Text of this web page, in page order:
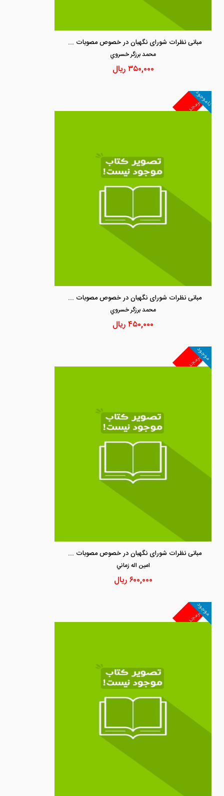
مبانی نظرات شورای نگهبان در خصوص مصوبات و استفساریه های سال1391 برگرفته از مشروح مذاکرات شورای نگهبان
محمد برزگر خسروي
۳۵۰,۰۰۰ریال
غیرمجد
ناموجود
مبانی نظرات شورای نگهبان در خصوص مصوبات و استفساریه های سال1392 برگرفته از مشروح مذاکرات شورای نگهبان
محمد برزگر خسروي
۴۵۰,۰۰۰ریال
غیرمجد
موجود
مبانی نظرات شورای نگهبان در خصوص مصوبات و استفساریه های سال1393 برگرفته از مشروح مذاکرات شورای نگهبان
امين اله زماني
۶۰۰,۰۰۰ریال
غیرمجد
موجود